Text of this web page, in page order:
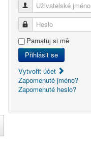
Uživatelské jméno
Heslo
Pamatuj si mě
Přihlásit se
Vytvořit účet
Zapomenuté jméno?
Zapomenuté heslo?